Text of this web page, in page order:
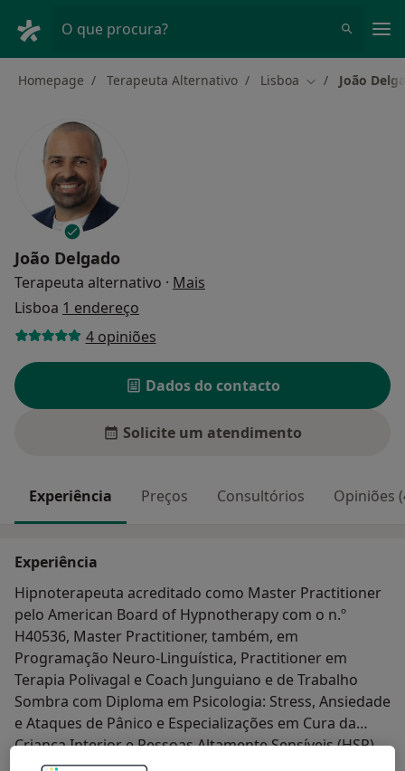
O que procura?
Homepage Terapeuta Alternativo Lisboa Mudar de
João
João Delgado
Terapeuta alternativo · Mais
Lisboa 1 endereço
4 opiniões
Dados do contacto
Solicite um atendimento
Experiência Preços Consultórios Opiniões
Experiência
Hipnoterapeuta acreditado como Master Practitioner
pelo American Board of Hypnotherapy com o n.º
H40536, Master Practitioner, também, em
Programação Neuro-Linguística, Practitioner em
Terapia Polivagal e Coach Junguiano e de Trabalho
Sombra com Diploma em Psicologia: Stress, Ansiedade
e Ataques de Pânico e Especializações em Cura da
Criança Interior e Pessoas Altamente Sensíveis (HSP).
mais